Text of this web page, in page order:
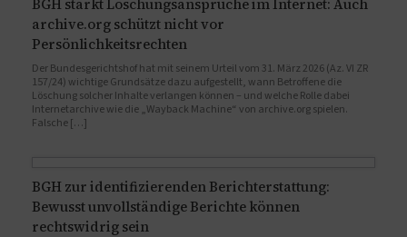
archive.org schützt nicht vor
Persönlichkeitsrechten
Der Bundesgerichtshof hat mit seinem Urteil vom 31. März 2026 (Az. VI ZR
157/24) wichtige Grundsätze dazu aufgestellt, wann Betroffene die
Löschung solcher Inhalte verlangen können – und welche Rolle dabei
Internetarchive wie die „Wayback Machine“ von archive.org spielen.
Falsche […]
BGH zur identifizierenden Berichterstattung:
Bewusst unvollständige Berichte können
rechtswidrig sein